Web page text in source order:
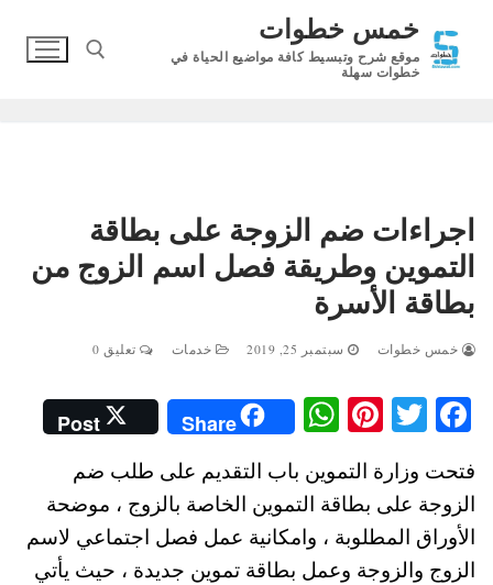
المحتوى
خمس خطوات
موقع شرح وتبسيط كافة مواضيع الحياة في
خطوات سهلة
اجراءات ضم الزوجة على بطاقة
التموين وطريقة فصل اسم الزوج من
بطاقة الأسرة
خمس خطوات سبتمبر 25, 2019 خدمات تعليق 0
Fa
bo
ok
T
wi
tte
r
Pi
er
es
t
W
ha
ts
A
pp
Share
Post
فتحت وزارة التموين باب التقديم على طلب ضم
الزوجة على بطاقة التموين الخاصة بالزوج ، موضحة
الأوراق المطلوبة ، وامكانية عمل فصل اجتماعي لاسم
الزوج والزوجة وعمل بطاقة تموين جديدة ، حيث يأتي